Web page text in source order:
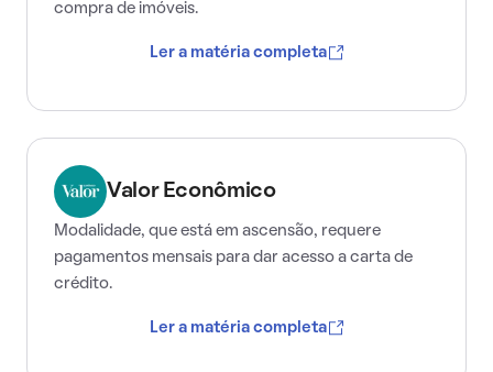
compra de imóveis.
Ler a matéria completa
Valor Econômico
Modalidade, que está em ascensão, requere
pagamentos mensais para dar acesso a carta de
crédito.
Ler a matéria completa